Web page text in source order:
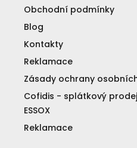
Obchodní podmínky
Blog
Kontakty
Reklamace
Zásady ochrany
Cofidis - splátkový
ESSOX
Reklamace